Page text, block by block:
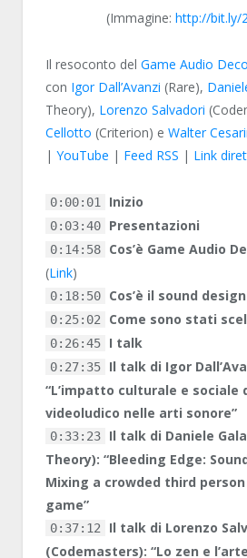
(Immagine: http://bit.ly/
Il resoconto del Game Audio
con Igor Dall’Avanzi (Rare),
Theory), Lorenzo Salvadori
Cellotto (Criterion) e Walter
| YouTube | Feed RSS | Link
0:00:01 Inizio
0:03:40 Presentazioni
0:14:58
Cos’è Game Audio
(Link)
0:18:50 Cos’è il sound design
0:25:02 Come sono stati
0:26:45 I talk
0:27:35
Il talk di Igor
“L’impatto culturale e sociale
videoludico nelle arti sonore”
0:33:23
Il talk di Daniele
Theory): “Bleeding Edge:
Mixing a crowded third
game”
0:37:12
Il talk di Lorenzo
(Codemasters): “Lo zen e